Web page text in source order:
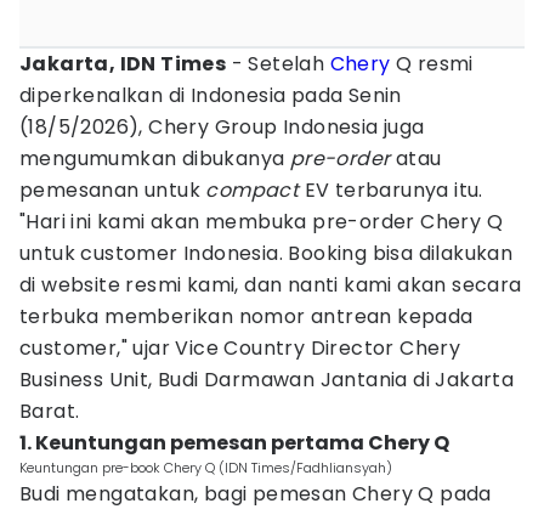
Jakarta, IDN Times - Setelah Chery Q resmi
diperkenalkan di Indonesia pada Senin
(18/5/2026), Chery Group Indonesia juga
mengumumkan dibukanya pre-orderatau
pemesanan untuk compactEV terbarunya itu.
"Hari ini kami akan membuka pre-order Chery Q
untuk customer Indonesia. Booking bisa dilakukan
di website resmi kami, dan nanti kami akan secara
terbuka memberikan nomor antrean kepada
customer," ujar Vice Country Director Chery
Business Unit, Budi Darmawan Jantania di Jakarta
Barat.
1. Keuntungan pemesan pertama Chery Q
Keuntungan pre-book Chery Q (IDN Times/Fadhliansyah)
Budi mengatakan, bagi pemesan Chery Q pada